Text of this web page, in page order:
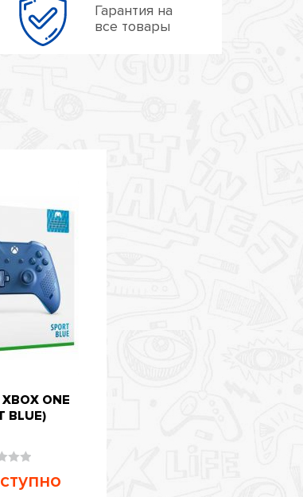
Гарантия на
все товары
ONE
BLUE)